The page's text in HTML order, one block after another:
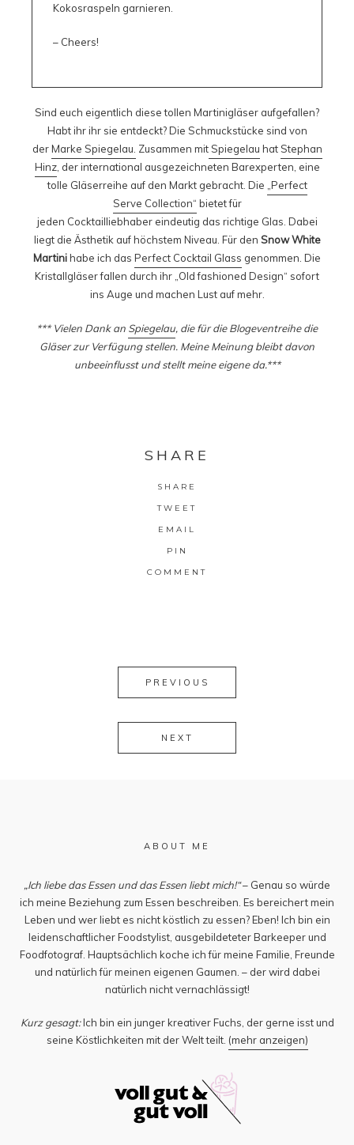
Kokosraspeln garnieren.
– Cheers!
Sind euch eigentlich diese tollen Martinigläser aufgefallen?
Habt ihr ihr sie entdeckt? Die Schmuckstücke sind von
derMarke Spiegelau. Zusammen mitSpiegelau hatStephan
Hinz, der international ausgezeichneten Barexperten, eine
tolle Gläserreihe auf den Markt gebracht. Die „Perfect
Serve Collection“ bietet für
jeden Cocktailliebhaber eindeutig das richtige Glas. Dabei
liegt die Ästhetik auf höchstem Niveau. Für den Snow White
Martinihabe ich das Perfect Cocktail Glass genommen. Die
Kristallgläser fallen durch ihr „Old fashioned Design“ sofort
ins Auge und machen Lust auf mehr.
*** Vielen Dank an Spiegelau, die für die Blogeventreihe die
Gläser zur Verfügung stellen. Meine Meinung bleibt davon
unbeeinflusst und stellt meine eigene da.***
SHARE
SHARE
TWEET
EMAIL
PIN
COMMENT
PREVIOUS
NEXT
ABOUT ME
„Ich liebe das Essen und das Essen liebt mich!“– Genau so würde
ich meine Beziehung zum Essen beschreiben. Es bereichert mein
Leben und wer liebt es nicht köstlich zu essen? Eben! Ich bin ein
leidenschaftlicher Foodstylist, ausgebildeteter Barkeeper und
Foodfotograf. Hauptsächlich koche ich für meine Familie, Freunde
und natürlich für meinen eigenen Gaumen. – der wird dabei
natürlich nicht vernachlässigt!
Kurz gesagt:Ich bin ein junger kreativer Fuchs, der gerne isst und
seine Köstlichkeiten mit der Welt teilt. (mehr anzeigen)